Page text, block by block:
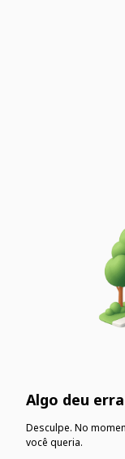
Algo deu
Desculpe. No
você queria.